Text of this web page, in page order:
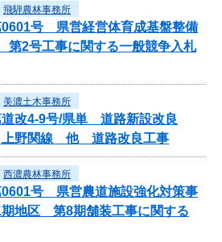
飛騨農林事務所
0601号 県営経営体育成基盤整備
2号工事に関する一般競争入札
美濃土木事務所
道改4-9号/県単 道路新設改良
上野関線 他 道路改良工事
西濃農林事務所
0601号 県営農道施設強化対策事
地区 第8期舗装工事に関する